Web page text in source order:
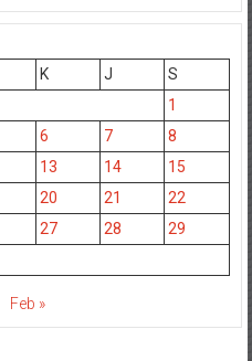
K J
S
1
6 7
8
13 14
15
20 21
22
27 28
29
Feb »